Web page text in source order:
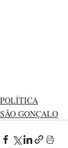
POLÍTICA
SÃO GONÇALO